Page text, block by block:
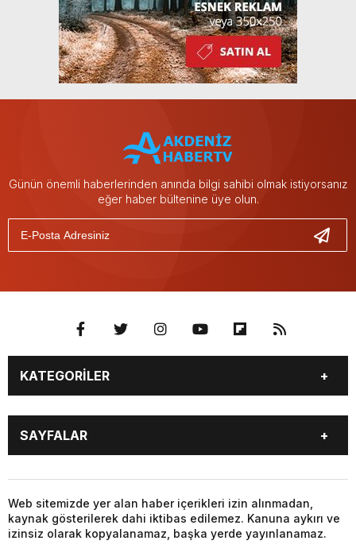
Günün önemli haberlerinden anında bilgi sahibi olmak istiyorsanız
eğer haber bültenine üye olun.
KATEGORİLER
GÜNDEM
SEKTÖR ÖZEL
DÜNYA
EKONOMİ
SPOR
SAYFALAR
DÜNYA
SİYASET
EKONOMİ
SPOR
Web sitemizde yer alan haber içerikleri izin alınmadan,
kaynak gösterilerek dahi iktibas edilemez. Kanuna aykırı ve
izinsiz olarak kopyalanamaz, başka yerde yayınlanamaz.